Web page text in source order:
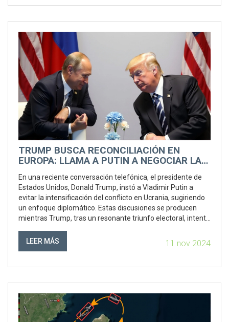
TRUMP BUSCA RECONCILIACIÓN EN
EUROPA: LLAMA A PUTIN A NEGOCIAR LA
En una reciente conversación telefónica, el presidente de
Estados Unidos, Donald Trump, instó a Vladimir Putin a
evitar la intensificación del conflicto en Ucrania, sugiriendo
un enfoque diplomático. Estas discusiones se producen
mientras Trump, tras un resonante triunfo electoral, intenta
diálogos con líderes como Zelensky para avanzar en una
LEER MÁS 11 nov 2024